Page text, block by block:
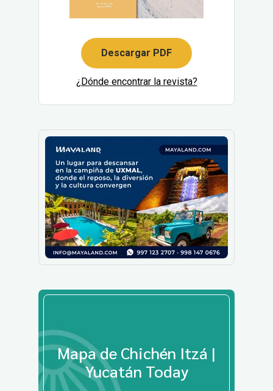
Descargar PDF
¿Dónde encontrar la revista?
Mapa de Chichén Itzá |
Yucatán Today